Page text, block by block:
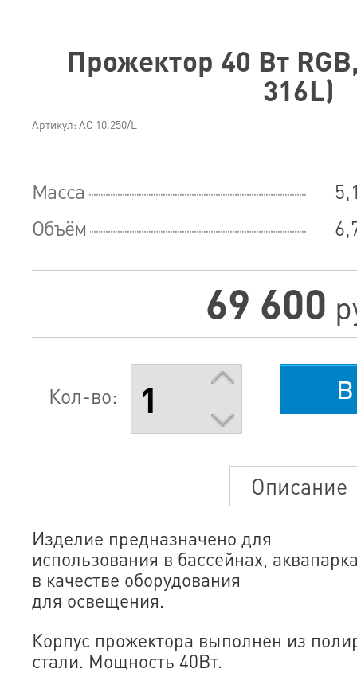
Прожектор 40 Вт
316L)
Артикул: АС 10.250/L
Масса
Объём
69 600
Кол-во:
Описание
Изделие предназначено для
использования в бассейнах,
в качестве оборудования
для освещения.
Корпус прожектора выполнен из
стали. Мощность 40Вт.